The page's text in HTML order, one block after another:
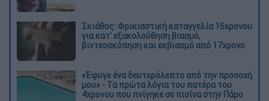
Σκιάθος: Φρικιαστική καταγγελία 15χρονου
για κατ' εξακολούθηση βιασμό,
βιντεοσκόπηση και εκβιασμό από 17χρονο
«Έφυγε ένα δευτερόλεπτο από την προσοχή
μου» - Τα πρώτα λόγια του πατέρα του
4χρονου που πνίγηκε σε πισίνα στην Πάρο